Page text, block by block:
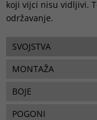
koji vijci nisu vidljivi.
održavanje.
SVOJSTVA
MONTAŽA
BOJE
POGONI